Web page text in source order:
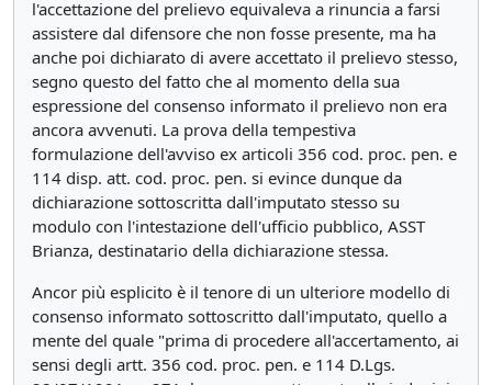
l'accettazione del prelievo equivaleva a rinuncia a farsi
assistere dal difensore che non fosse presente, ma ha
anche poi dichiarato di avere accettato il prelievo stesso,
segno questo del fatto che al momento della sua
espressione del consenso informato il prelievo non era
ancora avvenuti. La prova della tempestiva
formulazione dell'avviso ex articoli 356 cod. proc. pen. e
114 disp. att. cod. proc. pen. si evince dunque da
dichiarazione sottoscritta dall'imputato stesso su
modulo con l'intestazione dell'ufficio pubblico, ASST
Brianza, destinatario della dichiarazione stessa.
Ancor più esplicito è il tenore di un ulteriore modello di
consenso informato sottoscritto dall'imputato, quello a
mente del quale "prima di procedere all'accertamento, ai
sensi degli artt. 356 cod. proc. pen. e 114 D.Lgs.